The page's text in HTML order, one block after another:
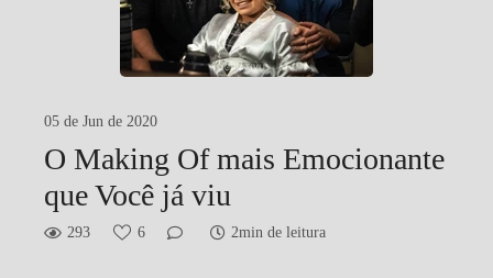
05 de Jun de 2020
O Making Of mais Emocionante
que Você já viu
293 6 2min de leitura